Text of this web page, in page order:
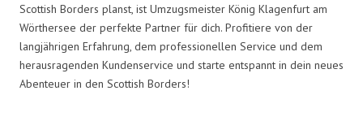
Scottish Borders planst, ist Umzugsmeister König Klagenfurt am
Wörthersee der perfekte Partner für dich. Profitiere von der
langjährigen Erfahrung, dem professionellen Service und dem
herausragenden Kundenservice und starte entspannt in dein neues
Abenteuer in den Scottish Borders!